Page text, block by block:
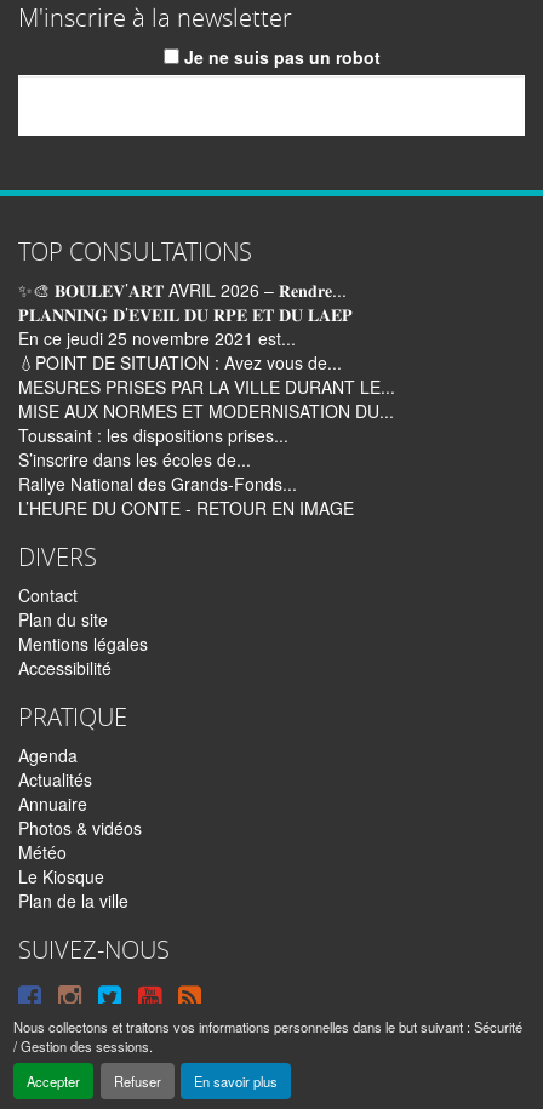
Nous collectons et traitons vos informations personnelles dans le but suivant :Sécurité
/ Gestion des sessions.
Accepter
Refuser En savoir plus
M'inscrire à la newsletter
Je ne suis pas un robot
TOP CONSULTATIONS
✨🎨 𝐁𝐎𝐔𝐋𝐄𝐕’𝐀𝐑𝐓 AVRIL 2026 – 𝐑𝐞𝐧𝐝𝐫𝐞...
𝐏𝐋𝐀𝐍𝐍𝐈𝐍𝐆 𝐃’𝐄𝐕𝐄𝐈𝐋 𝐃𝐔 𝐑𝐏𝐄 𝐄𝐓 𝐃𝐔 𝐋𝐀𝐄𝐏
En ce jeudi 25 novembre 2021 est...
💧POINT DE SITUATION : Avez vous de...
MESURES PRISES PAR LA VILLE DURANT LE...
MISE AUX NORMES ET MODERNISATION DU...
Toussaint : les dispositions prises...
S’inscrire dans les écoles de...
Rallye National des Grands-Fonds...
L’HEURE DU CONTE - RETOUR EN IMAGE
DIVERS
Contact
Plan du site
Mentions légales
Accessibilité
PRATIQUE
Agenda
Actualités
Annuaire
Photos & vidéos
Météo
Le Kiosque
Plan de la ville
SUIVEZ-NOUS
Suivre
sur
Facebook
Suivre
sur
Instagram
Suivre
sur
Twitter
Syndiquer
tout
le
Sainte-Anne © 2016 – 2026 | Tous droits réservés |
Réalisé par IPEOS I-Solutions|